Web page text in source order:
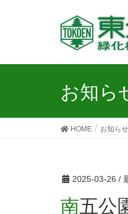
お知ら
HOME お知らせ
2025-03-26 /
南五